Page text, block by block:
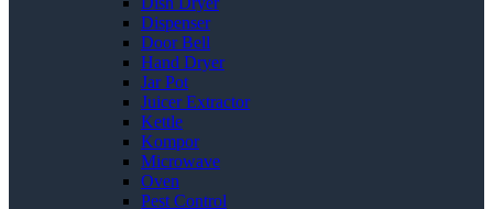
Dispenser
Door Bell
Hand Dryer
Jar Pot
Juicer Extractor
Kettle
Kompor
Microwave
Oven
Pest Control